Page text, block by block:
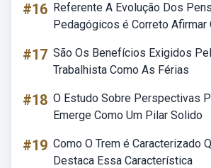
#16 Referente A Evolução Dos
Pedagógicos é Correto Afirmar
#17 São Os Benefícios Exigidos
Trabalhista Como As Férias
#18 O Estudo Sobre Perspectivas
Emerge Como Um Pilar Solido
#19 Como O Trem é Caracterizado
Destaca Essa Característica